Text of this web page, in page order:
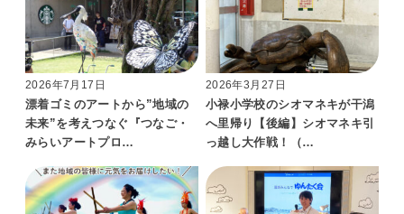
2026年7月17日
漂着ゴミのアートから”地域の
未来”を考えつなぐ『つなご・
みらいアートプロ…
2026年3月27日
小禄小学校のシオマネキが干潟
へ里帰り【後編】シオマネキ引
っ越し大作戦！（…